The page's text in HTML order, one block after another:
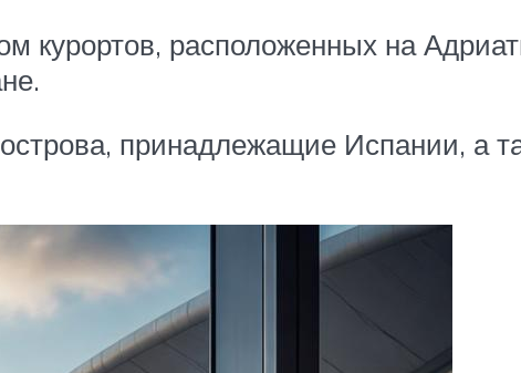
курортов, расположенных на
принадлежащие Испании, а